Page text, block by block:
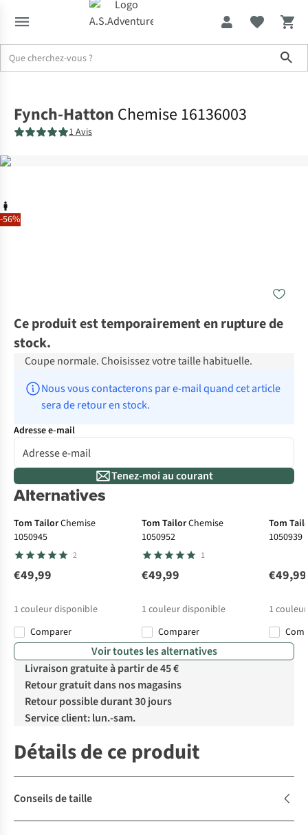
-56%
Fynch-Hatton Chemise 16136003
1 Avis
Ce produit est temporairement en rupture de
stock.
Coupe normale. Choisissez votre taille habituelle.
Nous vous contacterons par e-mail quand cet article
sera de retour en stock.
Adresse e-mail
Tenez-moi au courant
Alternatives
Tom TailorChemise
1050945
2
€49,99
1 couleur disponible
Comparer
Tom TailorChemise
1050952
1
€49,99
1 couleur disponible
Comparer
Tom
1050939
€49,99
1
Voir toutes les alternatives
Livraison gratuite à partir de 45 €
Retour gratuit dans nos magasins
Retour possible durant 30 jours
Service client: lun.-sam.
Détails de ce produit
Conseils de taille